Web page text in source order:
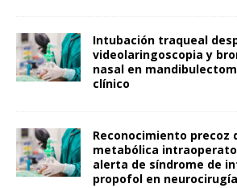
Intubación traqueal
videolaringoscopia y
nasal en
clínico
Reconocimiento precoz
metabólica
alerta de síndrome de
propofol en